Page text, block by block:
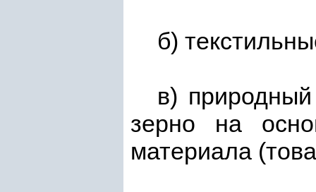
б)
в)
зерно на
материала